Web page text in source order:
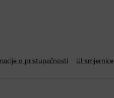
o pristupačnosti UI-smjernice